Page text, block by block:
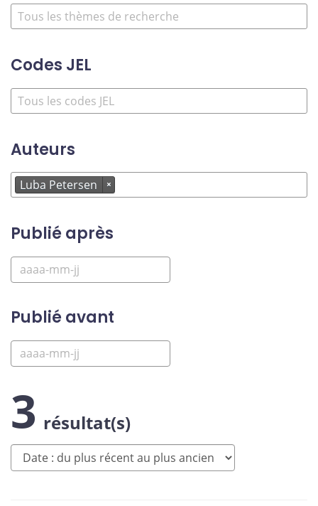
Codes JEL
Auteurs
Luba Petersen ×
Publié après
Publié avant
3 résultat(s)